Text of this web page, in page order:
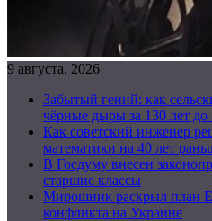
9 августа, 2026
Забытый гений: как
чёрные дыры за 130 лет
Как советский инженер
математики на 40 лет
В Госдуму внесен
старшие классы
Мирошник раскрыл план
конфликта на Украине